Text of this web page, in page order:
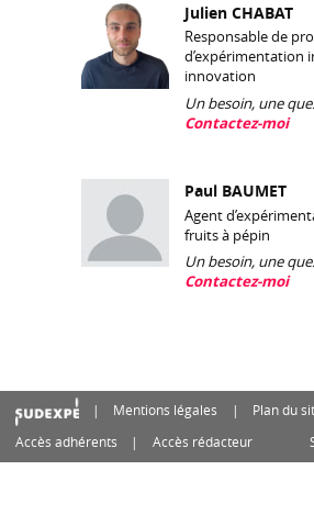
Julien CHABAT
Responsable de
d’expérimentation
innovation
Un besoin, une
Contactez-moi
Paul BAUMET
Agent
fruits à pépin
Un besoin, une
Contactez-moi
Mentions légales
Plan du
Accès adhérents
Accès rédacteur